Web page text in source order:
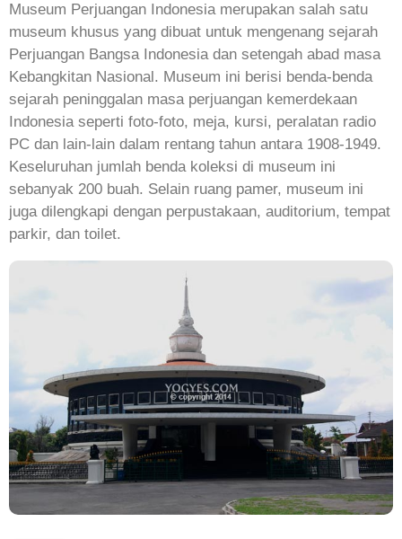
Museum Perjuangan Indonesia merupakan salah satu
museum khusus yang dibuat untuk mengenang sejarah
Perjuangan Bangsa Indonesia dan setengah abad masa
Kebangkitan Nasional. Museum ini berisi benda-benda
sejarah peninggalan masa perjuangan kemerdekaan
Indonesia seperti foto-foto, meja, kursi, peralatan radio
PC dan lain-lain dalam rentang tahun antara 1908-1949.
Keseluruhan jumlah benda koleksi di museum ini
sebanyak 200 buah. Selain ruang pamer, museum ini
juga dilengkapi dengan perpustakaan, auditorium, tempat
parkir, dan toilet.